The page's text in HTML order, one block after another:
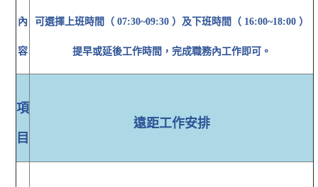
內
容
可選擇上班時間（ 07:30~09:30 ）及下班時間（ 16:00~18:00 ）
提早或延後工作時間，完成職務內工作即可。
項
目
遠距工作安排